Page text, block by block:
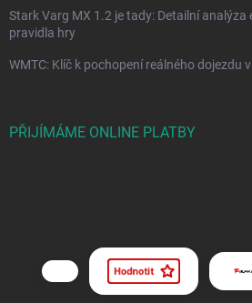
Stark Varg MX 1.2 je tady: Detailní analýza
pravidla hry
WMTC: Klíč k pochopení reálného dojezdu
PŘIJÍMÁME ONLINE PLATBY